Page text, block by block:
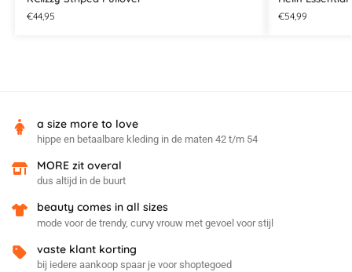
€44,95 €54,99
a size more to love
hippe en betaalbare kleding in de maten 42 t/m 54
MORE zit overal
dus altijd in de buurt
beauty comes in all sizes
mode voor de trendy, curvy vrouw met gevoel voor stijl
vaste klant korting
bij iedere aankoop spaar je voor shoptegoed